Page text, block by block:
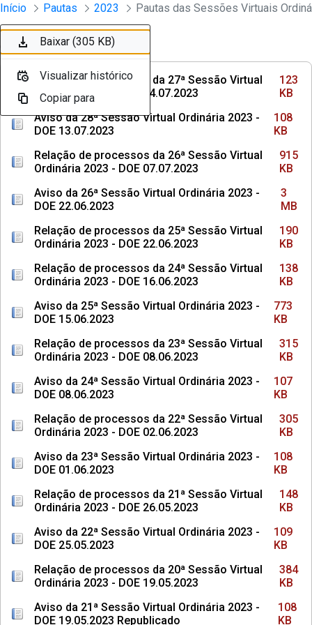
Pular para o Conteúdo principal
Sessões e Reuniões - Documentos
Início Pautas 2023
Ordenar Filtro
Relação de processos da 27ª Sessão Virtual
Ordinária 2023 - DOE 14.07.2023
123
KB
Aviso da 28ª Sessão Virtual Ordinária 2023 -
DOE 13.07.2023
108
KB
Relação de processos da 26ª Sessão Virtual
Ordinária 2023 - DOE 07.07.2023
915
KB
Aviso da 26ª Sessão Virtual Ordinária 2023 -
DOE 22.06.2023
3
MB
Relação de processos da 25ª Sessão Virtual
Ordinária 2023 - DOE 22.06.2023
190
KB
Relação de processos da 24ª Sessão Virtual
Ordinária 2023 - DOE 16.06.2023
138
KB
Aviso da 25ª Sessão Virtual Ordinária 2023 -
DOE 15.06.2023
773
KB
Relação de processos da 23ª Sessão Virtual
Ordinária 2023 - DOE 08.06.2023
315
KB
Aviso da 24ª Sessão Virtual Ordinária 2023 -
DOE 08.06.2023
107
KB
Relação de processos da 22ª Sessão Virtual
Ordinária 2023 - DOE 02.06.2023
305
KB
Aviso da 23ª Sessão Virtual Ordinária 2023 -
DOE 01.06.2023
108
KB
Relação de processos da 21ª Sessão Virtual
Ordinária 2023 - DOE 26.05.2023
148
KB
Aviso da 22ª Sessão Virtual Ordinária 2023 -
DOE 25.05.2023
109
KB
Relação de processos da 20ª Sessão Virtual
Ordinária 2023 - DOE 19.05.2023
384
KB
Aviso da 21ª Sessão Virtual Ordinária 2023 -
DOE 19.05.2023 Republicado
108
KB
Baixar (123 KB)
Visualizar histórico
Copiar para
Baixar (108 KB)
Visualizar histórico
Copiar para
Baixar (915 KB)
Visualizar histórico
Copiar para
Baixar (3 MB)
Visualizar histórico
Copiar para
Baixar (190 KB)
Visualizar histórico
Copiar para
Baixar (138 KB)
Visualizar histórico
Copiar para
Baixar (773 KB)
Visualizar histórico
Copiar para
Baixar (315 KB)
Visualizar histórico
Copiar para
Baixar (107 KB)
Visualizar histórico
Copiar para
Baixar (305 KB)
Visualizar histórico
Copiar para